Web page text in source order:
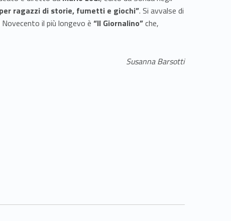
ragazzi di storie, fumetti e giochi”. Si avvalse di
il più longevo è “Il Giornalino”che,
Susanna Barsotti